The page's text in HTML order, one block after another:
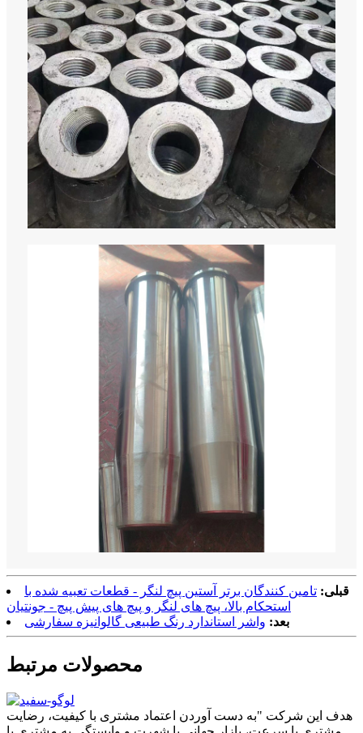
قبلی: تامین کنندگان برتر آستین پیچ لنگر - قطعات تعبیه شده با
استحکام بالا، پیچ های لنگر و پیچ های پیش پیچ - جونتیان
بعد: واشر استاندارد رنگ طبیعی گالوانیزه سفارشی
محصولات مرتبط
هدف این شرکت "به دست آوردن اعتماد مشتری با کیفیت، رضایت